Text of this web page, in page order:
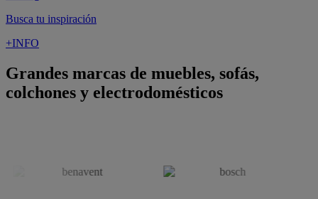
Busca tu inspiración
+INFO
Grandes marcas de muebles, sofás,
colchones y electrodomésticos